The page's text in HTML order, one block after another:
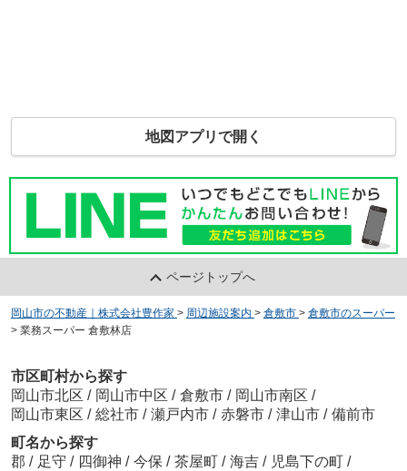
地図アプリで開く
ページトップへ
岡山市の不動産｜株式会社豊作家 > 周辺施設案内 > 倉敷市 > 倉敷市のスーパー
> 業務スーパー 倉敷林店
市区町村から探す
岡山市北区 / 岡山市中区 / 倉敷市 / 岡山市南区 /
岡山市東区 / 総社市 / 瀬戸内市 / 赤磐市 / 津山市 / 備前市
町名から探す
郡 / 足守 / 四御神 / 今保 / 茶屋町 / 海吉 / 児島下の町 /